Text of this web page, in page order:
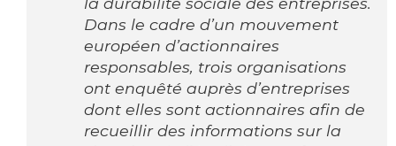
Dans le cadre d’un mouvement
européen d’actionnaires
responsables, trois organisations
ont enquêté auprès d’entreprises
dont elles sont actionnaires afin de
recueillir des informations sur la